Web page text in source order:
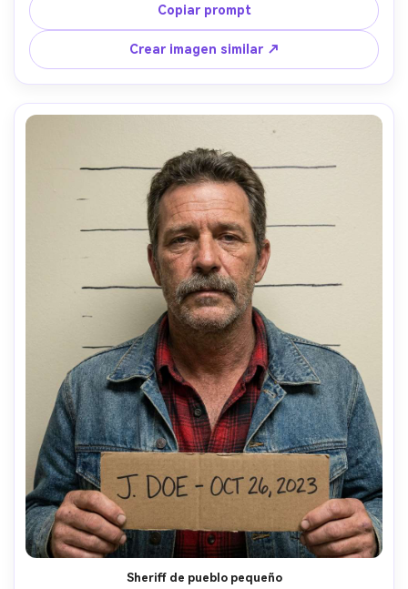
mezclado con rim neon, alto contraste, gradación
moderna limpia, tomada con 35mm, composición
centrada, textura ultra-detallada de piel, luz
cinematográfica suave --ar 4:5
Copiar prompt
Crear imagen similar ↗
Sheriff de pueblo pequeño